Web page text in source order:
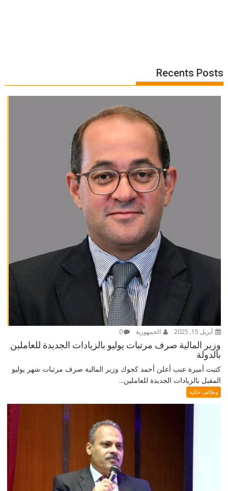
Recents Posts
أبريل 15, 2025 الجمهورية 0
وزير المالية صرف مرتبات يوليو بالزيادات الجديدة للعاملين
بالدولة
كتبت أميرة عنب أعلن أحمد كجوك وزير المالية صرف مرتبات شهر يوليو
المقبل بالزيادات الجديدة للعاملين...
وظائف خالية